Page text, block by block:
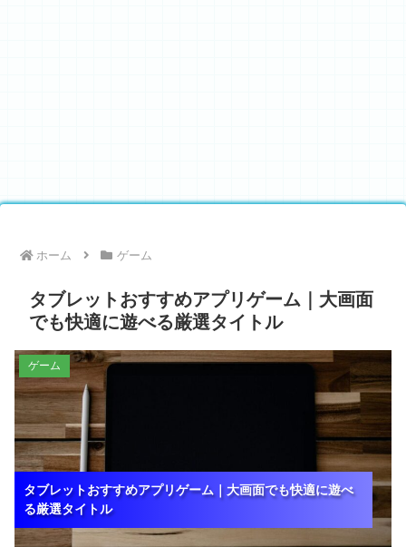
ホーム ゲーム
タブレットおすすめアプリゲーム｜大画面
でも快適に遊べる厳選タイトル
タブレットおすすめアプリゲーム｜大画面でも快適に遊べ
る厳選タイトル
タブレットおすすめアプリゲーム｜大画面でも快適に遊べ
る厳選タイトル
タブレットおすすめアプリゲーム｜大画面でも快適に遊べ
る厳選タイトル
ゲーム